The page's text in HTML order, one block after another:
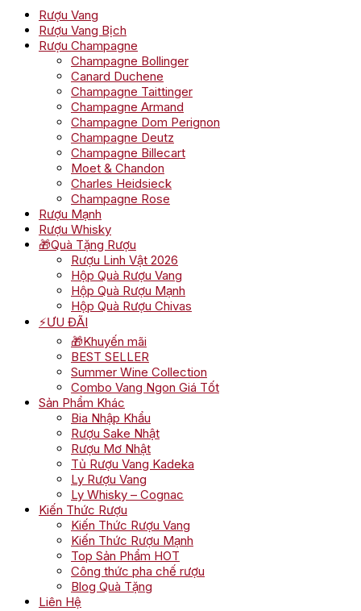
Rượu Vang
Rượu Vang Bịch
Rượu Champagne
Champagne Bollinger
Canard Duchene
Champagne Taittinger
Champagne Armand
Champagne Dom Perignon
Champagne Deutz
Champagne Billecart
Moet & Chandon
Charles Heidsieck
Champagne Rose
Rượu Mạnh
Rượu Whisky
🎁Quà Tặng Rượu
Rượu Linh Vật 2026
Hộp Quà Rượu Vang
Hộp Quà Rượu Mạnh
Hộp Quà Rượu Chivas
⚡ƯU ĐÃI
🎁Khuyến mãi
BEST SELLER
Summer Wine Collection
Combo Vang Ngon Giá Tốt
Sản Phẩm Khác
Bia Nhập Khẩu
Rượu Sake Nhật
Rượu Mơ Nhật
Tủ Rượu Vang Kadeka
Ly Rượu Vang
Ly Whisky – Cognac
Kiến Thức Rượu
Kiến Thức Rượu Vang
Kiến Thức Rượu Mạnh
Top Sản Phẩm HOT
Công thức pha chế rượu
Blog Quà Tặng
Liên Hệ